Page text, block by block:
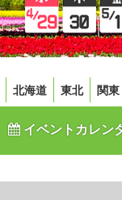
北海道 東北 関東
イベントカレン